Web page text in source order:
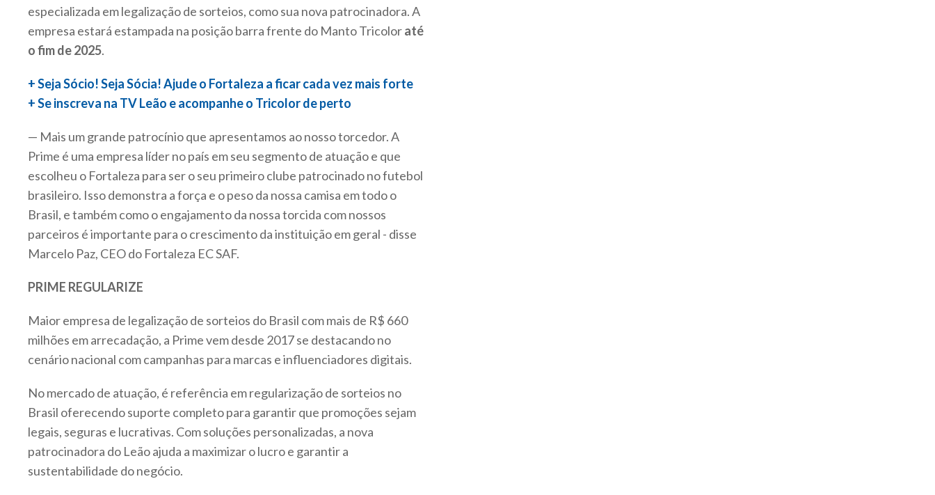
especializada em legalização de sorteios, como sua nova patrocinadora. A
empresa estará estampada na posição barra frente do Manto Tricoloraté
o fim de 2025.
+ Seja Sócio! Seja Sócia! Ajude o Fortaleza a ficar cada vez mais forte
+ Se inscreva na TV Leão e acompanhe o Tricolor de perto
— Mais um grande patrocínio que apresentamos ao nosso torcedor. A
Prime é uma empresa líder no país em seu segmento de atuação e que
escolheu o Fortaleza para ser o seu primeiro clube patrocinado no futebol
brasileiro. Isso demonstra a força e o peso da nossa camisa em todo o
Brasil, e também como o engajamento da nossa torcida com nossos
parceiros é importante para o crescimento da instituição em geral - disse
Marcelo Paz, CEO do Fortaleza EC SAF.
PRIME REGULARIZE
Maior empresa de legalização de sorteios do Brasil com mais de R$ 660
milhões em arrecadação, a Prime vem desde 2017 se destacando no
cenário nacional com campanhas para marcas e influenciadores digitais.
No mercado de atuação, é referência em regularização de sorteios no
Brasil oferecendo suporte completo para garantir que promoções sejam
legais, seguras e lucrativas. Com soluções personalizadas, a nova
patrocinadora do Leão ajuda a maximizar o lucro e garantir a
sustentabilidade do negócio.